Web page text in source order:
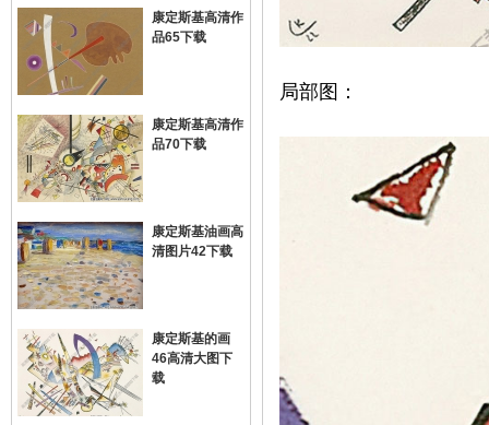
网
局部图：
康定斯基高清作
品65下载
康定斯基高清作
品70下载
康定斯基油画高
清图片42下载
康定斯基的画
46高清大图下
载